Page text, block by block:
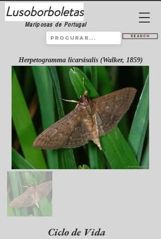
Lusoborboletas
Mariposas de Portugal
Search
Herpetogramma licarsisalis (Walker, 1859)
Ciclo de Vida